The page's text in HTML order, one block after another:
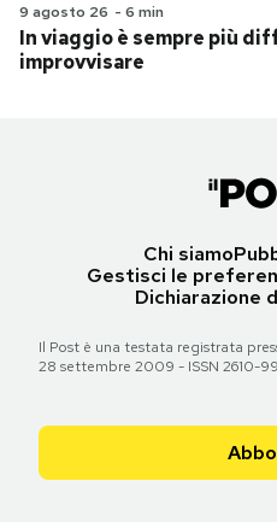
9 agosto 26 - 6 min
In viaggio è sempre più
improvvisare
Chi siamo
Gestisci le
Dichiarazione
Il Post è una testata registrata
28 settembre 2009 - ISSN 2610-